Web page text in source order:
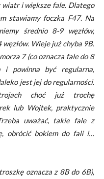
i większe fale. Dlatego
stawiamy foczka F47. Na
średnio 8-9 węzłów,
Wieje już chyba 9B.
7 (co oznacza fale do 8
i powinna być regularna,
jest jej do regularności.
choć już trochę
lub Wojtek, praktycznie
uważać, takie fale z
obrócić bokiem do fali i…
oznacza z 8B do 6B),